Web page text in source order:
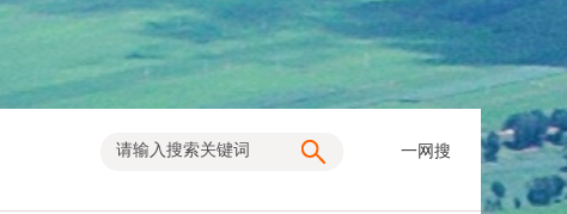
一网搜